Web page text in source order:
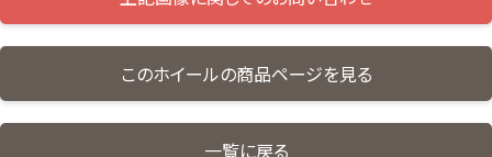
このホイールの商品ページを見る
一覧に戻る